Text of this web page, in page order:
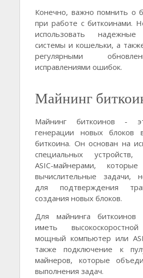
Конечно, важно помнить о
при работе с биткоинами.
использовать надежные
системы и кошельки, а
регулярными
исправлениями ошибок.
Майнинг
Майнинг биткоинов -
генерации новых блоков
биткоина. Он основан на
специальных устройств,
ASIC-майнерами,
вычислительные задачи,
для подтверждения
создания новых блоков.
Для майнинга биткоинов
иметь
мощный компьютер или
также подключение к
майнеров, которые
выполнения задач.